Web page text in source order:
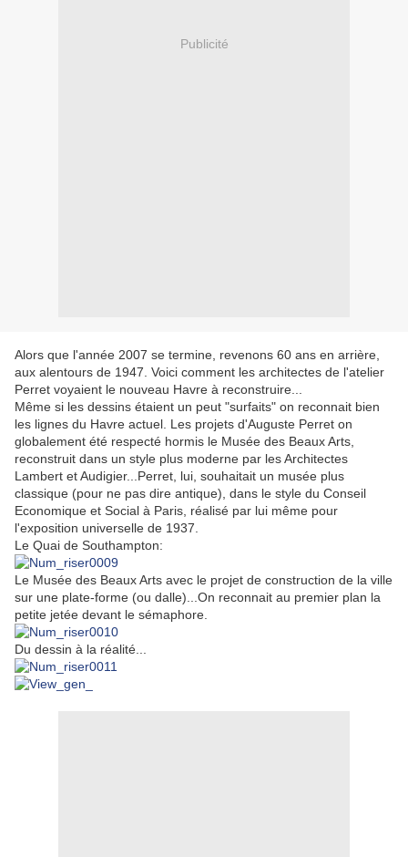
Publicité
Alors que l'année 2007 se termine, revenons 60 ans en arrière,
aux alentours de 1947. Voici comment les architectes de l'atelier
Perret voyaient le nouveau Havre à reconstruire...
Même si les dessins étaient un peut "surfaits" on reconnait bien
les lignes du Havre actuel. Les projets d'Auguste Perret on
globalement été respecté hormis le Musée des Beaux Arts,
reconstruit dans un style plus moderne par les Architectes
Lambert et Audigier...Perret, lui, souhaitait un musée plus
classique (pour ne pas dire antique), dans le style du Conseil
Economique et Social à Paris, réalisé par lui même pour
l'exposition universelle de 1937.
Le Quai de Southampton:
Le Musée des Beaux Arts avec le projet de construction de la ville
sur une plate-forme (ou dalle)...On reconnait au premier plan la
petite jetée devant le sémaphore.
Du dessin à la réalité...